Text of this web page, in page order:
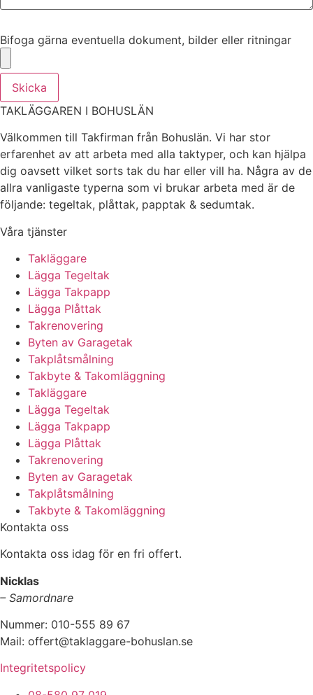
Bifoga gärna eventuella dokument, bilder eller ritningar
Skicka
TAKLÄGGAREN I BOHUSLÄN
Välkommen till Takfirman från Bohuslän. Vi har stor
erfarenhet av att arbeta med alla taktyper, och kan hjälpa
dig oavsett vilket sorts tak du har eller vill ha. Några av de
allra vanligaste typerna som vi brukar arbeta med är de
följande: tegeltak, plåttak, papptak & sedumtak.
Våra tjänster
Takläggare
Lägga Tegeltak
Lägga Takpapp
Lägga Plåttak
Takrenovering
Byten av Garagetak
Takplåtsmålning
Takbyte & Takomläggning
Takläggare
Lägga Tegeltak
Lägga Takpapp
Lägga Plåttak
Takrenovering
Byten av Garagetak
Takplåtsmålning
Takbyte & Takomläggning
Kontakta oss
Kontakta oss idag för en fri offert.
Nicklas
– Samordnare
Nummer: 010-555 89 67
Mail: offert@taklaggare-bohuslan.se
Integritetspolicy